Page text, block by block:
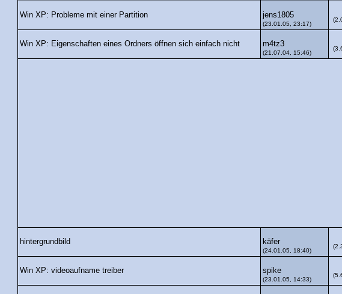
Win XP: Probleme mit einer Partition jens1805
(23.01.05, 23:17)
Win XP: Eigenschaften eines Ordners öffnen sich einfach nicht m4tz3
(21.07.04, 15:46)
hintergrundbild käfer
(24.01.05, 18:40)
Win XP: videoaufname treiber spike
(23.01.05, 14:33)